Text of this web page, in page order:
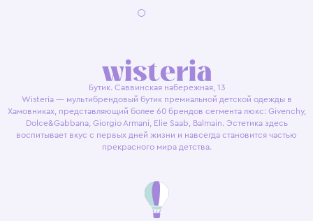
Бутик. Саввинская набережная, 13
Wisteria — мультибрендовый бутик премиальной детской одежды в
Хамовниках, представляющий более 60 брендов сегмента люкс: Givenchy,
Dolce&Gabbana, Giorgio Armani, Elie Saab, Balmain. Эстетика здесь
воспитывает вкус с первых дней жизни и навсегда становится частью
прекрасного мира детства.